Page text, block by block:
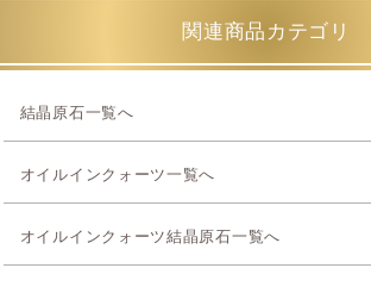
関連商品カテゴリ
結晶原石一覧へ
オイルインクォーツ一覧へ
オイルインクォーツ結晶原石一覧へ